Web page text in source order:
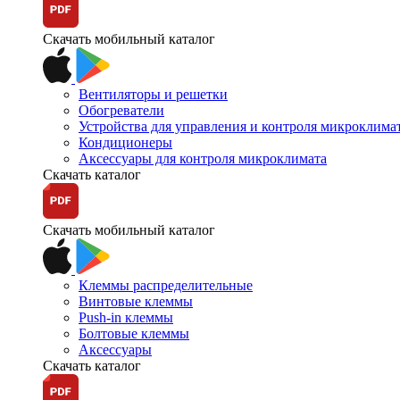
Скачать мобильный каталог
Вентиляторы и решетки
Обогреватели
Устройства для управления и контроля
Кондиционеры
Аксессуары для контроля микроклимата
Скачать каталог
Скачать мобильный каталог
Клеммы распределительные
Винтовые клеммы
Push-in клеммы
Болтовые клеммы
Аксессуары
Скачать каталог